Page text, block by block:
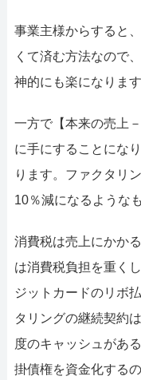
事業主様からすると
くて済む方法なので
神的にも楽になります
一方で【本来の売上
に手にすることにな
ります。ファクタリ
10％減になるような
消費税は売上にかか
は消費税負担を重く
ジットカードのリボ
タリングの継続契約
度のキャッシュがあ
掛債権を資金化する